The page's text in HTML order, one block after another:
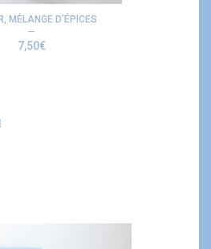
MÉLANGE D’ÉPICES
7,50€